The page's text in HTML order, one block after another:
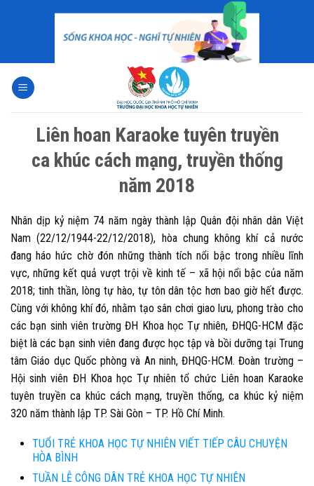
Liên hoan Karaoke tuyên truyền
ca khúc cách mạng, truyền thống
năm 2018
Nhân dịp kỷ niệm 74 năm ngày thành lập Quân đội nhân dân Việt
Nam (22/12/1944-22/12/2018), hòa chung không khí cả nước
đang háo hức chờ đón những thành tích nổi bậc trong nhiều lĩnh
vực, những kết quả vượt trội về kinh tế – xã hội nổi bậc của năm
2018; tinh thần, lòng tự hào, tự tôn dân tộc hơn bao giờ hết được.
Cùng với không khí đó, nhằm tạo sân chơi giao lưu, phong trào cho
các bạn sinh viên trường ĐH Khoa học Tự nhiên, ĐHQG-HCM đặc
biệt là các bạn sinh viên đang được học tập và bồi dưỡng tại Trung
tâm Giáo dục Quốc phòng và An ninh, ĐHQG-HCM. Đoàn trường –
Hội sinh viên ĐH Khoa học Tự nhiên tổ chức Liên hoan Karaoke
tuyên truyền ca khúc cách mạng, truyền thống, ca khúc kỷ niệm
320 năm thành lập TP. Sài Gòn – TP. Hồ Chí Minh.
TUỔI TRẺ KHOA HỌC TỰ NHIÊN VIẾT TIẾP CÂU CHUYỆN
HÒA BÌNH
TUẦN LỄ CÔNG DÂN TRẺ KHOA HỌC TỰ NHIÊN